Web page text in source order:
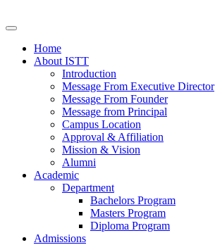
Home
About ISTT
Introduction
Message From Executive Director
Message From Founder
Message from Principal
Campus Location
Approval & Affiliation
Mission & Vision
Alumni
Academic
Department
Bachelors Program
Masters Program
Diploma Program
Admissions